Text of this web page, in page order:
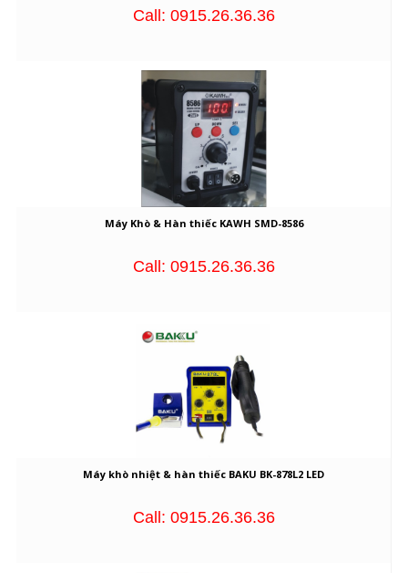
Call: 0915.26.36.36
Máy Khò & Hàn thiếc KAWH SMD-8586
Call: 0915.26.36.36
Máy khò nhiệt & hàn thiếc BAKU BK-878L2 LED
Call: 0915.26.36.36